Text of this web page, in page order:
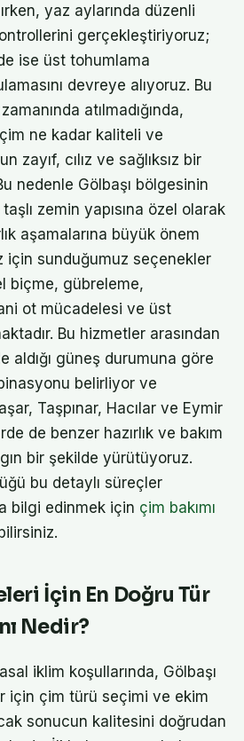
yaz aylarında düzenli
gerçekleştiriyoruz;
ise üst tohumlama
devreye alıyoruz. Bu
atılmadığında,
ne kadar kaliteli ve
zayıf, cılız ve sağlıksız bir
nedenle Gölbaşı bölgesinin
zemin yapısına özel olarak
aşamalarına büyük önem
için sunduğumuz seçenekler
biçme, gübreleme,
ot mücadelesi ve üst
Bu hizmetler arasından
aldığı güneş durumuna göre
belirliyor ve
Taşpınar, Hacılar ve Eymir
de benzer hazırlık ve bakım
bir şekilde yürütüyoruz.
bu detaylı süreçler
bilgi edinmek için çim bakımı
İçin En Doğru Tür
Nedir?
iklim koşullarında, Gölbaşı
için çim türü seçimi ve ekim
sonucun kalitesini doğrudan